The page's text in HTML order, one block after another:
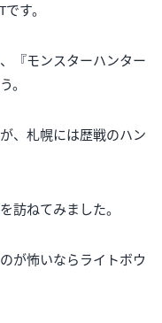
す。
『モンスターハンター
。
、札幌には歴戦のハン
訪ねてみました。
が怖いならライトボウ